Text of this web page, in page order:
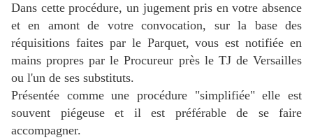
Dans cette procédure, un jugement pris en votre absence
et en amont de votre convocation, sur la base des
réquisitions faites par le Parquet, vous est notifiée en
mains propres par le Procureur près le TJ de Versailles
ou l'un de ses substituts.
Présentée comme une procédure "simplifiée" elle est
souvent piégeuse et il est préférable de se faire
accompagner.